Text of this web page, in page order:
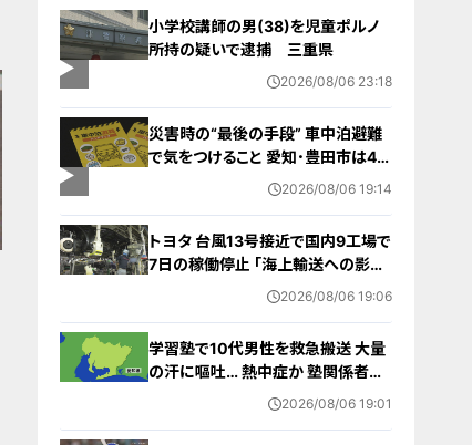
小学校講師の男(38)を児童ポルノ
所持の疑いで逮捕 三重県
2026/08/06 23:18
災害時の“最後の手段” 車中泊避難
で気をつけること 愛知･豊田市は4年
前からマニュアル作成 最悪の場合2026/08/06 19:14
トヨタ 台風13号接近で国内9工場で
7日の稼働停止 ｢海上輸送への影響
を踏まえ判断｣ 夏季連休明けの17日
2026/08/06 19:06
学習塾で10代男性を救急搬送 大量
の汗に嘔吐… 熱中症か 塾関係者が
消防に通報 名古屋 2026/08/06 19:01